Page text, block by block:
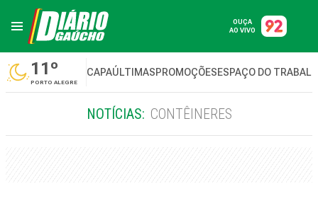
OUÇA
AO VIVO
11º
PORTO ALEGRE
CAPAÚLTIMASPROMOÇÕESESPAÇO DO
NOTÍCIAS: CONTÊINERES